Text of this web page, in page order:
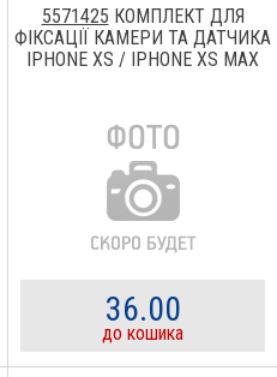
5571425 КОМПЛЕКТ ДЛЯ
ФІКСАЦІЇ КАМЕРИ ТА ДАТЧИКА
IPHONE XS / IPHONE XS MAX
36.00
до кошика